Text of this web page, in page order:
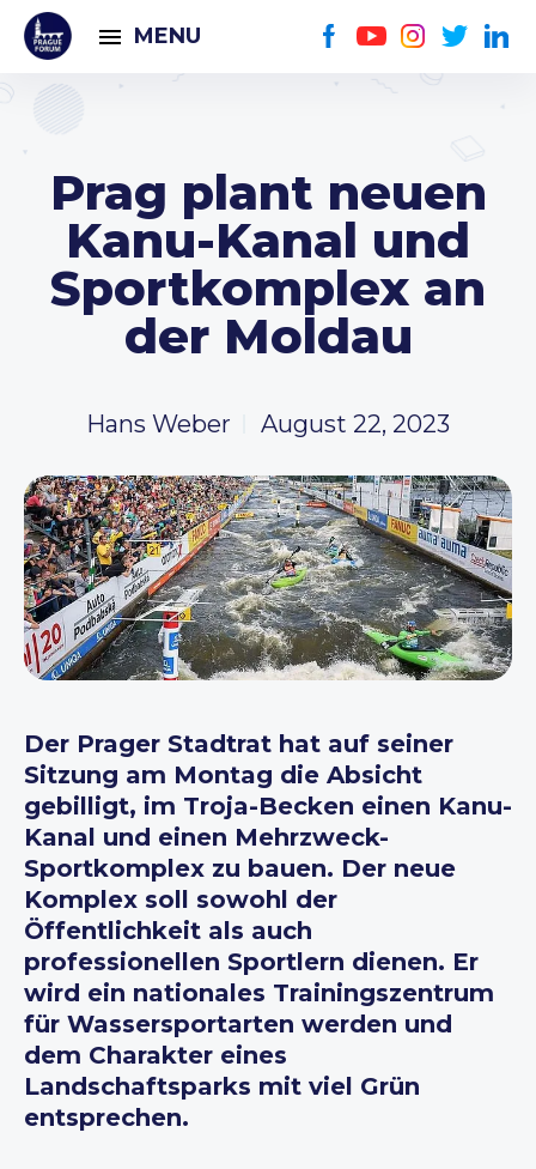
MENU
Prag plant neuen
Kanu-Kanal und
Sportkomplex an
der Moldau
Hans Weber August 22, 2023
Der Prager Stadtrat hat auf seiner
Sitzung am Montag die Absicht
gebilligt, im Troja-Becken einen Kanu-
Kanal und einen Mehrzweck-
Sportkomplex zu bauen. Der neue
Komplex soll sowohl der
Öffentlichkeit als auch
professionellen Sportlern dienen. Er
wird ein nationales Trainingszentrum
für Wassersportarten werden und
dem Charakter eines
Landschaftsparks mit viel Grün
entsprechen.